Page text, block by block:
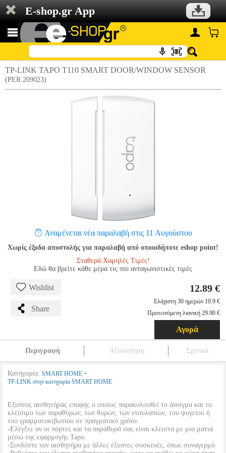
E-shop.gr App
TP-LINK TAPO T110 SMART DOOR/WINDOW SENSOR
(PER.209023)
Αναμένεται νέα παραλαβή στις 11 Αυγούστου
Χωρίς έξοδα αποστολής για παραλαβή από οποιοδήποτε eshop point!
Σταθερά Χαμηλές Τιμές!
Εδώ θα βρείτε κάθε μέρα τις πιο ανταγωνιστικές τιμές
Wishlist
Share
12.89 €
Ελάχιστη 30 ημερών 10.9 €
Προτεινόμενη λιανική 29.90 €
Αγορά
Περιγραφή Αξιολόγηση Σχετικά
Κατηγορία: SMART HOME •
TP-LINK στην κατηγορία SMART HOME
Εξυπνος αισθητήρας επαφής ο οποίος παρακολουθεί το άνοιγμα και το
κλείσιμο των παραθύρων, των θυρών, των ντουλαπιών, του ψυγείου ή
του γραμματοκιβωτίου σε πραγματικό χρόνο.
-Ελέγξτε αν οι πόρτες και τα παράθυρά σας είναι κλειστά με μια ματιά
μέσω της εφαρμογής Tapo.
-Συνδέστε τον αισθητήρα με άλλες έξυπνες συσκευές, όπως συναγερμό.